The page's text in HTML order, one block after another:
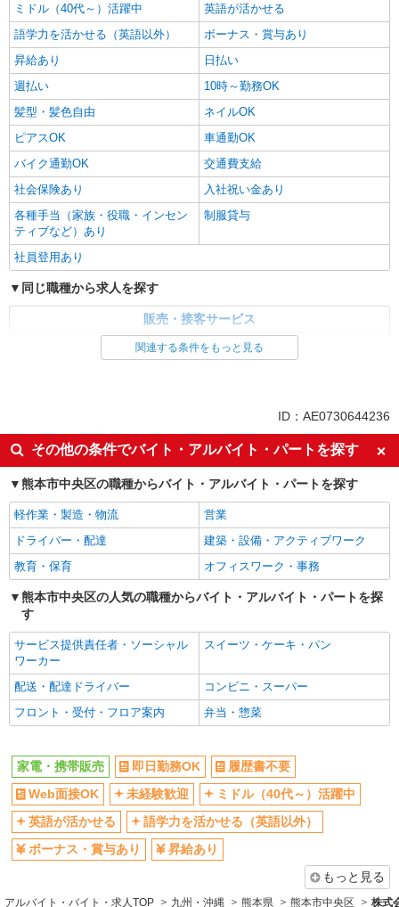
ミドル（40代～）活躍中
英語が活かせる
語学力を活かせる（英語以外）
ボーナス・賞与あり
昇給あり
日払い
週払い
10時～勤務OK
髪型・髪色自由
ネイルOK
ピアスOK
車通勤OK
バイク通勤OK
交通費支給
社会保険あり
入社祝い金あり
各種手当（家族・役職・インセン
ティブなど）あり
制服貸与
社員登用あり
同じ職種から求人を探す
販売・接客サービス
英語が活かせる
ボーナス・賞与あり
日払い
車通勤OK
交通費支給
社会保険あり
社員登用あり
関連する条件をもっと見る
ID：AE0730644236
その他の条件でバイト・アルバイト・パートを探す
熊本市中央区の職種からバイト・アルバイト・パートを探す
軽作業・製造・物流
営業
ドライバー・配達
建築・設備・アクティブワーク
教育・保育
オフィスワーク・事務
熊本市中央区の人気の職種からバイト・アルバイト・パートを探
す
サービス提供責任者・ソーシャル
ワーカー
スイーツ・ケーキ・パン
配送・配達ドライバー
コンビニ・スーパー
フロント・受付・フロア案内
弁当・惣菜
家電・携帯販売 即日勤務OK
履歴書不要
Web面接OK
未経験歓迎
ミドル（40代～）活躍中
英語が活かせる
語学力を活かせる（英語以外）
ボーナス・賞与あり
昇給あり
もっと見る
アルバイト・バイト・求人TOP 九州・沖縄 熊本県 熊本市中央区 株式